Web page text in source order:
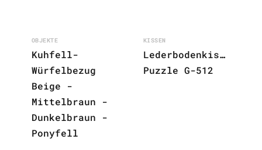
OBJEKTE
Kuhfell-
Würfelbezug
Beige -
Mittelbraun -
Dunkelbraun -
Ponyfell
KISSEN
Lederbodenkissen
Puzzle G-512